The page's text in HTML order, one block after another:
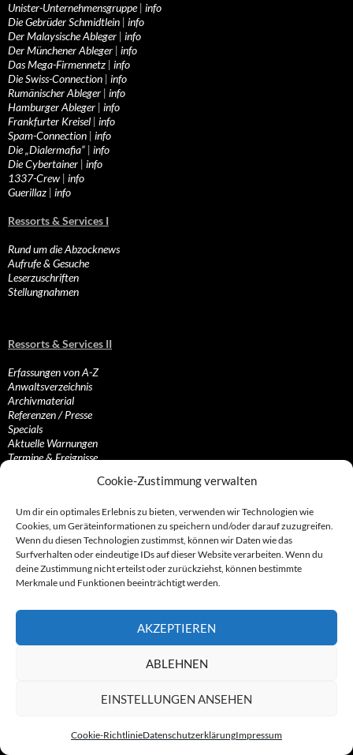
Cookie-Zustimmung verwalten
Um dir ein optimales Erlebnis zu bieten, verwenden wir Technologien wie
Cookies, um Geräteinformationen zu speichern und/oder darauf zuzugreifen.
Wenn du diesen Technologien zustimmst, können wir Daten wie das
Surfverhalten oder eindeutige IDs auf dieser Website verarbeiten. Wenn du
deine Zustimmung nicht erteilst oder zurückziehst, können bestimmte
Merkmale und Funktionen beeinträchtigt werden.
AKZEPTIEREN
ABLEHNEN
EINSTELLUNGEN ANSEHEN
Cookie-RichtlinieDatenschutzerklärungImpressum
Unister-Unternehmensgruppe| info
Die Gebrüder Schmidtlein | info
Der Malaysische Ableger | info
Der Münchener Ableger | info
Das Mega-Firmennetz | info
Die Swiss-Connection | info
Rumänischer Ableger | info
Hamburger Ableger | info
Frankfurter Kreisel | info
Spam-Connection | info
Die „Dialermafia“ | info
Die Cybertainer | info
1337-Crew | info
Guerillaz | info
Ressorts & Services I
Rund um die Abzocknews
Aufrufe & Gesuche
Leserzuschriften
Stellungnahmen
Ressorts & Services II
Erfassungen von A-Z
Anwaltsverzeichnis
Archivmaterial
Referenzen / Presse
Specials
Aktuelle Warnungen
Termine & Ereignisse
Abgezockt – Was jetzt?
Domains
Abzockvideothek
Hinweise an Abzocknews.de
Diverse Erfassungen
Staatsanwaltschaften
Prominente und sonstige Bekanntheiten
Konzerne, Dienste, Unternehmen und Institutionen
Sonstige Personalien von A-Z